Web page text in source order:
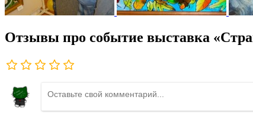
Отзывы про событие выставка